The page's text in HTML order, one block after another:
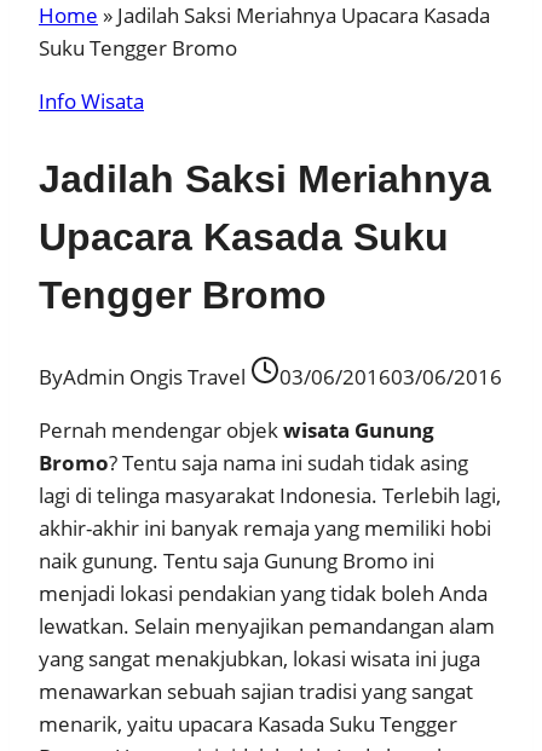
Home » Jadilah Saksi Meriahnya Upacara Kasada
Suku Tengger Bromo
Info Wisata
Jadilah Saksi Meriahnya
Upacara Kasada Suku
Tengger Bromo
ByAdmin Ongis Travel 03/06/201603/06/2016
Pernah mendengar objekwisata Gunung
Bromo? Tentu saja nama ini sudah tidak asing
lagi di telinga masyarakat Indonesia. Terlebih lagi,
akhir-akhir ini banyak remaja yang memiliki hobi
naik gunung. Tentu saja Gunung Bromo ini
menjadi lokasi pendakian yang tidak boleh Anda
lewatkan. Selain menyajikan pemandangan alam
yang sangat menakjubkan, lokasi wisata ini juga
menawarkan sebuah sajian tradisi yang sangat
menarik, yaitu upacara Kasada Suku Tengger